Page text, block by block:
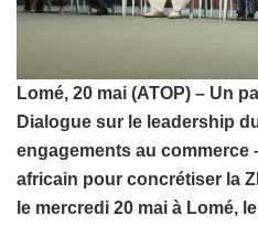
Lomé, 20 mai (ATOP) – Un
Dialogue sur le leadership
engagements au commerce
africain pour concrétiser la
le mercredi 20 mai à Lomé,